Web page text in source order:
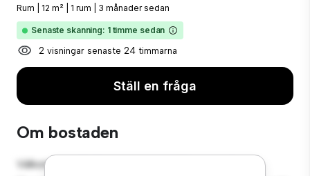
Rum 12 m² 1 rum 3 månader sedan
Senaste skanning: 1 timme sedan
2 visningar senaste 24 timmarna
Ställ en fråga
Om bostaden
Välkommen till ditt nya mysiga tillflyktsort på